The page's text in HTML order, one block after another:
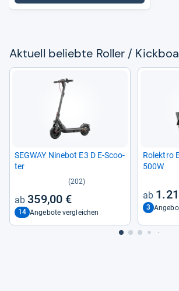
Aktu­ell beliebte Rol­ler /
SEG­WAY Nine­bot E3 D E-​Scoo­
ter
(202)
359,00 €
14 Angebote vergleichen
Rolek­tro
500W
3